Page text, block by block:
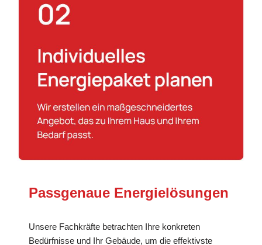
Passgenaue Energielösungen
Unsere Fachkräfte betrachten Ihre konkreten
Bedürfnisse und Ihr Gebäude, um die effektivste